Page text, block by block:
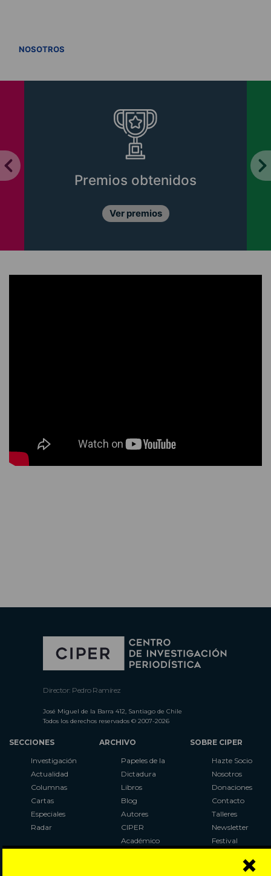
×
NOSOTROS
Premios obtenidos
Ver premios
Director: Pedro Ramírez
José Miguel de la Barra 412, Santiago de Chile
Todos los derechos reservados © 2007-2026
SECCIONES
Investigación
Actualidad
Columnas
Cartas
Especiales
Radar
ARCHIVO
Papeles de la
Dictadura
Libros
Blog
Autores
CIPER
Académico
SOBRE CIPER
Hazte Socio
Nosotros
Donaciones
Contacto
Talleres
Newsletter
Festival